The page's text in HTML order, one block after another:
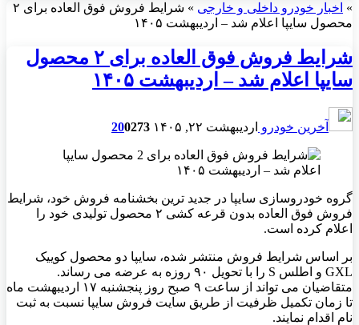
» اخبار خودرو داخلی و خارجی »
شرایط فروش فوق العاده برای ۲
محصول سایپا اعلام شد – اردیبهشت ۱۴۰۵
شرایط فروش فوق العاده برای ۲ محصول
سایپا اعلام شد – اردیبهشت ۱۴۰۵
آخرین خودرو اردیبهشت ۲۲, ۱۴۰۵ 200273
گروه خودروسازی سایپا در جدید ترین بخشنامه فروش خود، شرایط
فروش فوق العاده بدون قرعه کشی ۲ محصول تولیدی خود را
اعلام کرده است.
بر اساس شرایط فروش منتشر شده، سایپا دو محصول کوییک
GXL و اطلس S را با تحویل ۹۰ روزه به عرضه می رساند.
متقاضیان می تواند از ساعت ۹ صبح روز پنجشنبه ۱۷ اردیبهشت ماه
تا زمان تکمیل ظرفیت از طریق سایت فروش سایپا نسبت به ثبت
نام اقدام نمایند.